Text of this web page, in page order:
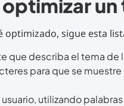
sigue esta
que describa el tema de
para que se
utilizando